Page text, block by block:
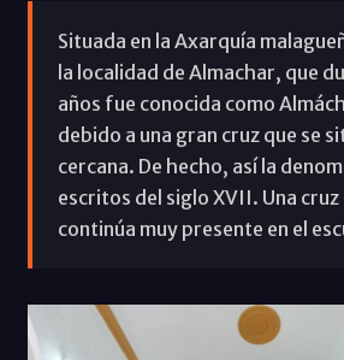
Situada en la Axarquía
la localidad de Almachar, que
años fue conocida como
debido a una gran cruz que se
cercana. De hecho, así la
escritos del siglo XVII. Una cruz
continúa muy presente en el